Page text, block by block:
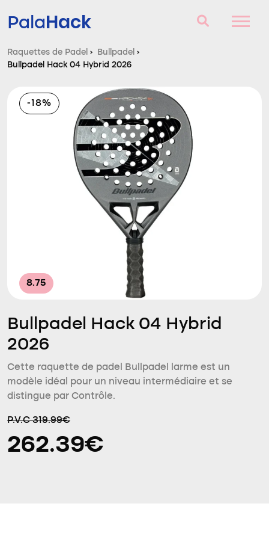
PalaHack
Raquettes de Padel
Questions et réponses
Comparateur
Raquettes de Padel › Bullpadel ›
Bullpadel Hack 04 Hybrid 2026
-18%
8.75
Bullpadel Hack 04 Hybrid
2026
Cette raquette de padel Bullpadel larme est un
modèle idéal pour un niveau intermédiaire et se
distingue par Contrôle.
P.V.C 319.99€
262.39€